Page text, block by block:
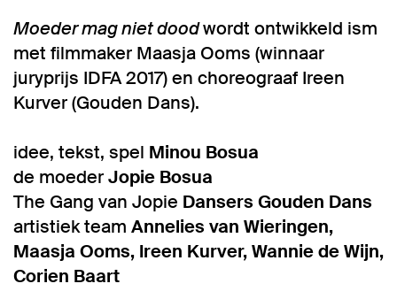
Moeder mag niet doodwordt ontwikkeld ism
met filmmaker Maasja Ooms (winnaar
juryprijs IDFA 2017) en choreograaf Ireen
Kurver (Gouden Dans).
idee, tekst, spel Minou Bosua
de moederJopie Bosua
The Gang van Jopie Dansers Gouden Dans
artistiek team Annelies van Wieringen,
Maasja Ooms, Ireen Kurver, Wannie de Wijn,
Corien Baart